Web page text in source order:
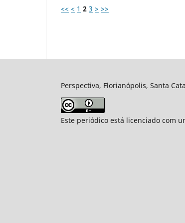
<< < 1 2 3 > >>
Perspectiva, Florianópolis, Santa
Este periódico está licenciado com